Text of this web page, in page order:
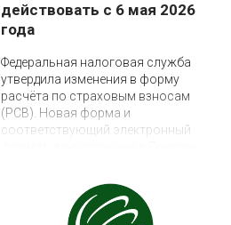
действовать с 6 мая 2026
года
Федеральная налоговая служба
утвердила изменения в форму
расчёта по страховым взносам
(РСВ). Новая форма и
соответствующий электронный
11/67@, начнут применяться с 6 мая
2026 года. До этой даты
налогоплательщикам